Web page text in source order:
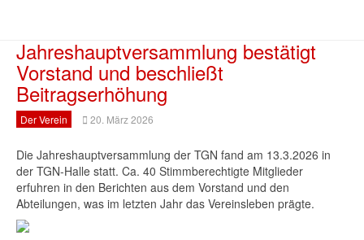
Jahreshauptversammlung bestätigt
Vorstand und beschließt
Beitragserhöhung
Der Verein 20. März 2026
Die Jahreshauptversammlung der TGN fand am 13.3.2026 in
der TGN-Halle statt. Ca. 40 Stimmberechtigte Mitglieder
erfuhren in den Berichten aus dem Vorstand und den
Abteilungen, was im letzten Jahr das Vereinsleben prägte.